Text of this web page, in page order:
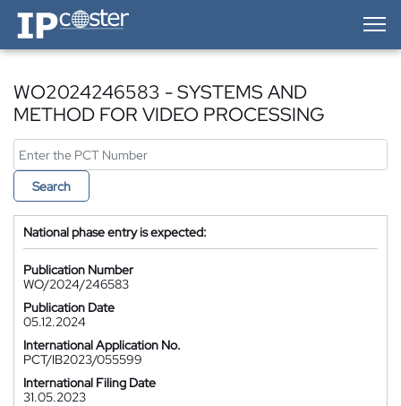
IP-Coster — Home
WO2024246583 - SYSTEMS AND
METHOD FOR VIDEO PROCESSING
Search
National phase entry is expected:
Publication Number
WO/2024/246583
Publication Date
05.12.2024
International Application No.
PCT/IB2023/055599
International Filing Date
31.05.2023